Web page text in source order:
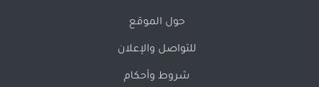
حول الموقع
للتواصل والإعلان
شروط وأحكام